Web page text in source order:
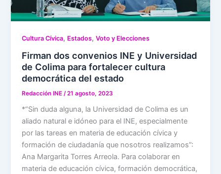
Cultura Cívica, Estados,Voto y Elecciones
Firman dos convenios INE y Universidad
de Colima para fortalecer cultura
democrática del estado
Redacción INE /21 agosto, 2023
*“Sin duda alguna, la Universidad de Colima es un
aliado natural e idóneo para el INE, especialmente
por las tareas en materia de educación cívica y
formación de ciudadanía que nosotros realizamos”:
Ana Margarita Torres Arreola. Para colaborar en
materia de educación cívica, formación democrática,